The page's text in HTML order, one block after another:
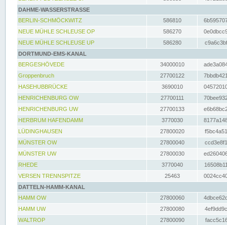
DAHME-WASSERSTRASSE
BERLIN-SCHMÖCKWITZ
586810
NEUE MÜHLE SCHLEUSE OP
586270
NEUE MÜHLE SCHLEUSE UP
586280
DORTMUND-EMS-KANAL
BERGESHÖVEDE
34000010
Groppenbruch
27700122
HASEHUBBRÜCKE
3690010
HENRICHENBURG OW
27700111
HENRICHENBURG UW
27700133
HERBRUM HAFENDAMM
3770030
LÜDINGHAUSEN
27800020
MÜNSTER OW
27800040
MÜNSTER UW
27800030
RHEDE
3770040
VERSEN TRENNSPITZE
25463
DATTELN-HAMM-KANAL
HAMM OW
27800060
HAMM UW
27800080
WALTROP
27800090